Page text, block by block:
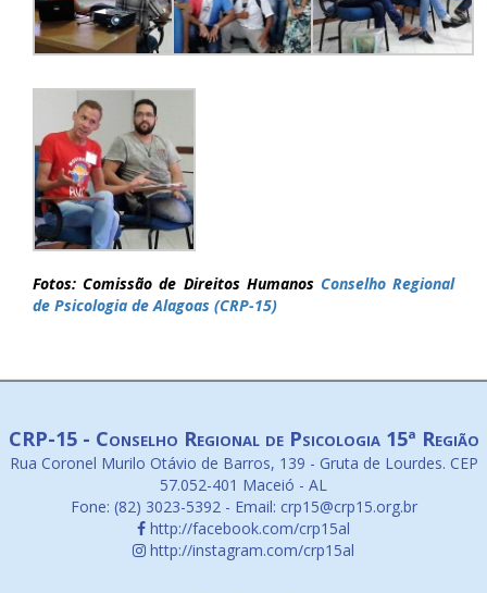
Fotos: Comissão de Direitos Humanos Conselho Regional
de Psicologia de Alagoas (CRP-15)
CRP-15 - Conselho Regional de Psicologia 15ª Região
Rua Coronel Murilo Otávio de Barros, 139 - Gruta de Lourdes. CEP
57.052-401 Maceió - AL
Fone: (82) 3023-5392 - Email: crp15@crp15.org.br
http://facebook.com/crp15al
http://instagram.com/crp15al